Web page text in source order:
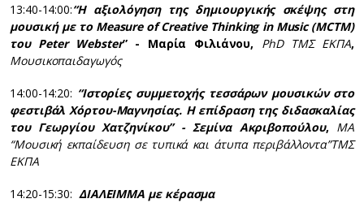
13:40-14:00:“Η αξιολόγηση της δημιουργικής σκέψης στη
μουσική με το MeasureofCreativeThinkinginMusic(MCTM)
του PeterWebster” - Μαρία Φιλιάνου, PhDΤΜΣ ΕΚΠΑ,
Μουσικοπαιδαγωγός
14:00-14:20: “Ιστορίες συμμετοχής τεσσάρων μουσικών στο
φεστιβάλ Χόρτου-Μαγνησίας. Η επίδραση της διδασκαλίας
του Γεωργίου Χατζηνίκου” - Σεμίνα Ακριβοπούλου, ΜΑ
“Μουσική εκπαίδευση σε τυπικά και άτυπα περιβάλλοντα”ΤΜΣ
ΕΚΠΑ
14:20-15:30: ΔΙΑΛΕΙΜΜΑ με κέρασμα